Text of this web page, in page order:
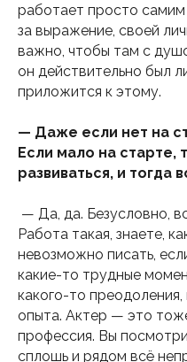
работает просто
за выражение, своей
важно, чтобы там с
он действительно был
приложится к этому.
— Даже если нет на
Если мало на старте,
развиваться, и тогда
— Да, да. Безусловно,
Работа такая, знаете,
невозможно писать,
какие-то трудные
какого-то
опыта. Актер — это
профессия. Вы
сплошь и рядом всё